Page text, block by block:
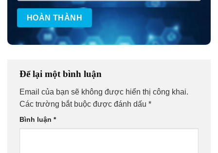
Để lại một bình luận
Email của bạn sẽ không được hiển thị công khai.
Các trường bắt buộc được đánh dấu *
Bình luận *